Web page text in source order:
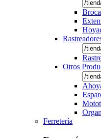
Otros
Ferretería